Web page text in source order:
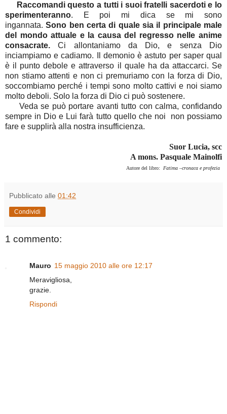
Raccomandi questo a tutti i suoi fratelli sacerdoti e lo
sperimenteranno. E poi mi dica se mi sono
ingannata.Sono ben certa di quale sia il principale male
del mondo attuale e la causa del regresso nelle anime
consacrate. Ci allontaniamo da Dio, e senza Dio
inciampiamo e cadiamo. Il demonio è astuto per saper qual
è il punto debole e attraverso il quale ha da attaccarci. Se
non stiamo attenti e non ci premuriamo con la forza di Dio,
soccombiamo perché i tempi sono molto cattivi e noi siamo
molto deboli. Solo la forza di Dio ci può sostenere.
Veda se può portare avanti tutto con calma, confidando
sempre in Dio e Lui farà tutto quello che noi non possiamo
fare e supplirà alla nostra insufficienza.
Suor Lucia, scc
A mons. Pasquale Mainolfi
Autore del libro: Fatima –cronaca e profezia
Pubblicato alle 01:42
Condividi
1 commento:
Mauro 15 maggio 2010 alle ore 12:17
Meravigliosa,
grazie.
Rispondi